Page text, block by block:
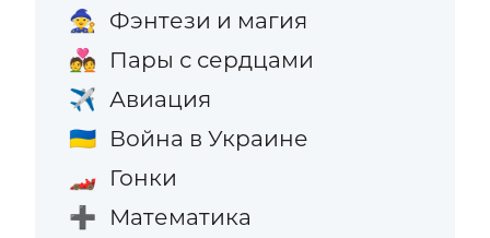
🧙 Фэнтези и магия
💑 Пары с сердцами
✈️ Авиация
🇺🇦 Война в Украине
🏎️ Гонки
➕ Математика